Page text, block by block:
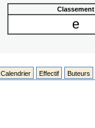
Classement
e
Calendrier Effectif Buteurs